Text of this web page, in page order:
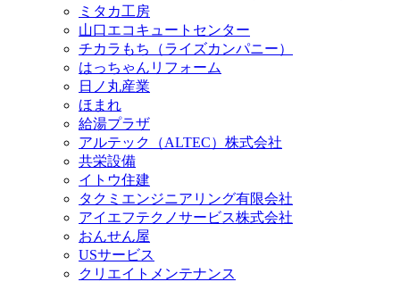
ミタカ工房
山口エコキュートセンター
チカラもち（ライズカンパニー）
はっちゃんリフォーム
日ノ丸産業
ほまれ
給湯プラザ
アルテック（ALTEC）株式会社
共栄設備
イトウ住建
タクミエンジニアリング有限会社
アイエフテクノサービス株式会社
おんせん屋
USサービス
クリエイトメンテナンス